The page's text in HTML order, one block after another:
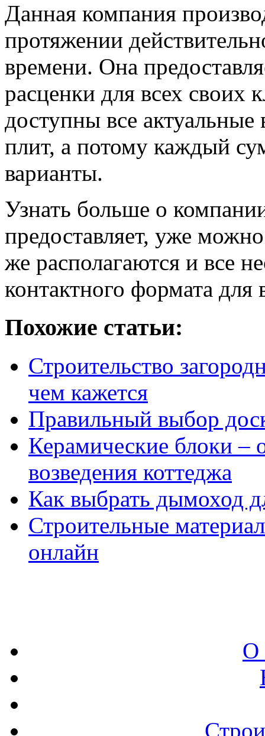
Данная компания
протяжении
времени. Она
расценки для всех своих
доступны все
плит, а потому каждый
варианты.
Узнать больше о
предоставляет, уже
же располагаются и все
контактного формата для
Похожие статьи:
Строительство
чем кажется
Правильный выбор
Керамические блоки –
возведения коттеджа
Как выбрать дымоход
Строительные
онлайн
О